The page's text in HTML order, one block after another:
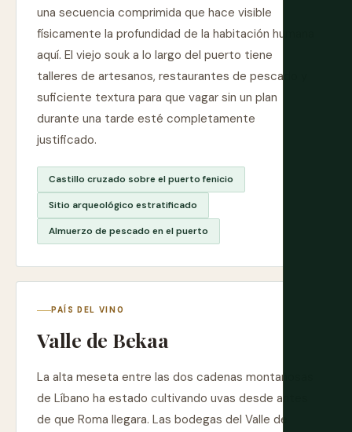
una secuencia comprimida que hace visible
físicamente la profundidad de la habitación humana
aquí. El viejo souk a lo largo del puerto tiene
talleres de artesanos, restaurantes de pescado y
suficiente textura para que vagar sin un plan
durante una tarde esté completamente
justificado.
Castillo cruzado sobre el puerto fenicio
Sitio arqueológico estratificado
Almuerzo de pescado en el puerto
PAÍS DEL VINO
Valle de Bekaa
La alta meseta entre las dos cadenas montañosas
de Líbano ha estado cultivando uvas desde antes
de que Roma llegara. Las bodegas del Valle de